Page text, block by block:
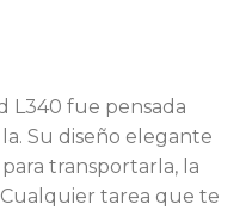
L340 fue pensada
Su diseño elegante
transportarla, la
tarea que te